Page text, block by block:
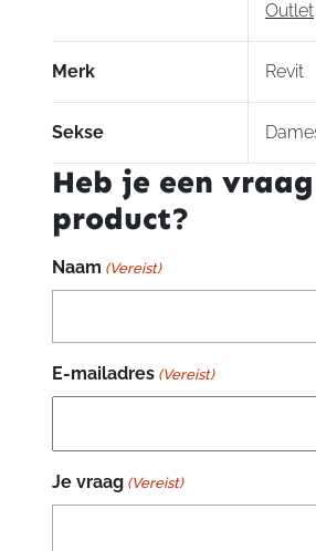
Outlet
Merk Revit
Sekse
Heb je een
product?
Naam (Vereist)
E-mailadres (Vereist)
Je vraag (Vereist)